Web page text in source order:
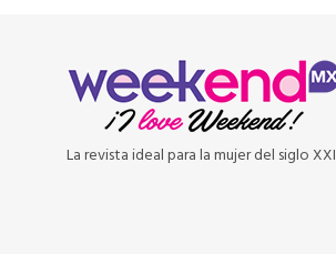
La revista ideal para la mujer del siglo XXI